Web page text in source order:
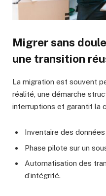
Migrer sans
une transition
La migration est souvent
réalité, une démarche
interruptions et garantit la
Inventaire des
Phase pilote sur un
Automatisation des
d’intégrité.